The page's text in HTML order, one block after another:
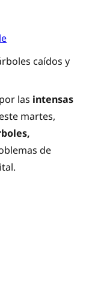
caídos y
las intensas
martes,
de